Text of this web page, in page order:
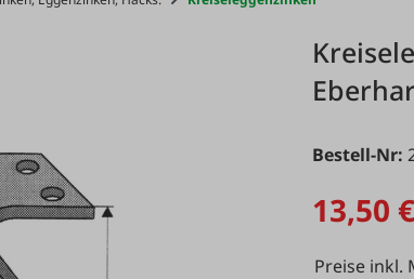
Bestell-Nr:
13,50 €
Preise inkl.